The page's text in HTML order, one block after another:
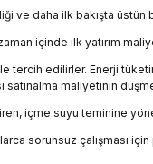
daha ilk bakışta üstün
içinde ilk yatırım
edilirler. Enerji
maliyetinin
içme suyu teminine
sorunsuz çalışması